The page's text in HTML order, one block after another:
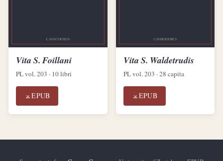
Vita S. Foillani
PL vol. 203 · 10 libri
EPUB
Vita S. Waldetrudis
PL vol. 203 · 28 capita
EPUB